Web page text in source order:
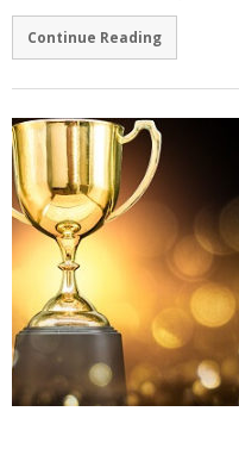
Continue Reading